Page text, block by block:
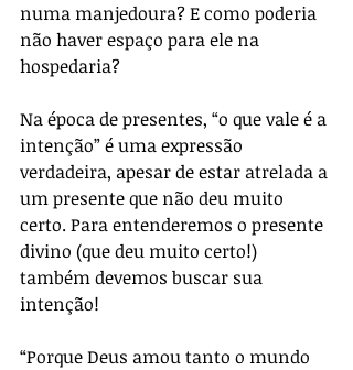
numa manjedoura? E como poderia
não haver espaço para ele na
hospedaria?
Na época de presentes, “o que vale é a
intenção” é uma expressão
verdadeira, apesar de estar atrelada a
um presente que não deu muito
certo. Para entenderemos o presente
divino (que deu muito certo!)
também devemos buscar sua
intenção!
“Porque Deus amou tanto o mundo